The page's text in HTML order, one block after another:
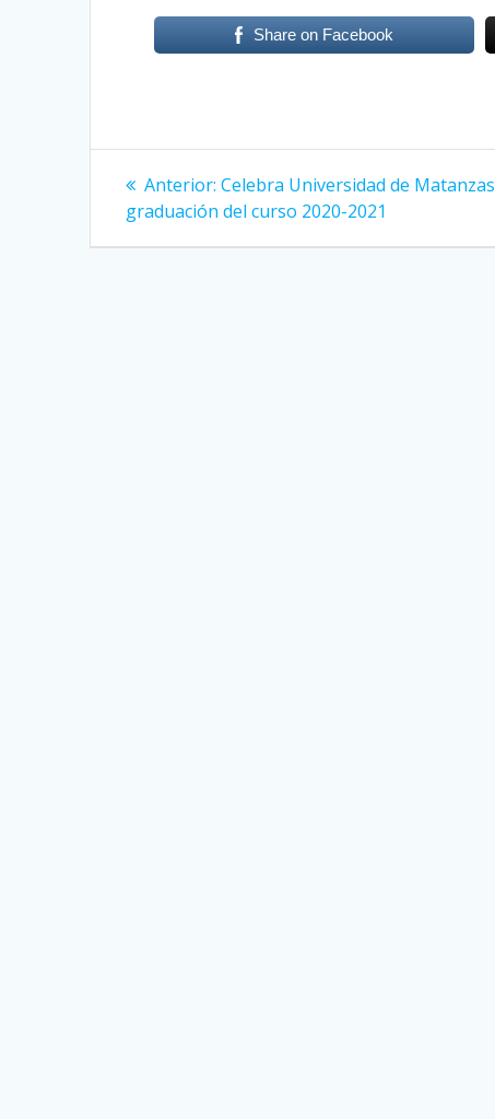
Share on Facebook
Navegación
de
Anterior: Entrada
anterior:
Celebra Universidad de Matanzas
graduación del curso 2020-2021